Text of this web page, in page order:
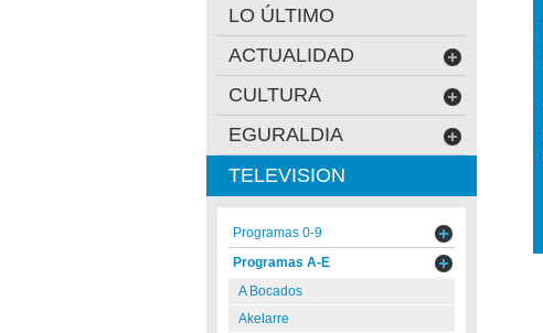
LO ÚLTIMO
ACTUALIDAD
CULTURA
EGURALDIA
TELEVISION
Programas 0-9
Programas A-E
A Bocados
Akelarre